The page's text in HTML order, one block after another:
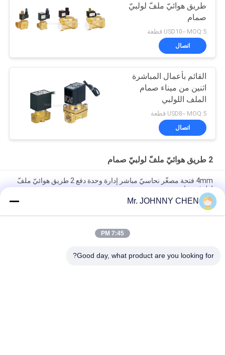
طريق هوائيّ ملفّ لولبيّ
صمام
USD10-- MOQ:5 قطعة
اتصال
القائم بأعمال المباشرة
اثنين من ميناء صمام
الملف اللولبي
USD8-- MOQ:5 قطعة
اتصال
2 طريق هوائيّ ملفّ لولبيّ صمام
4mm فتحة مصغّر نحاسيّ مباشر إدارة وحدة دفع 2 طريق هوائيّ ملفّ
لولبيّ صمام
مع Viton ختم صوف
high-temperature 1.5MPa 2 طريق هوائيّ ملفّ لولبيّ صمام مع
Mr. JOHNNY CHEN
7:45 PM
Good day, what product are you looking for?